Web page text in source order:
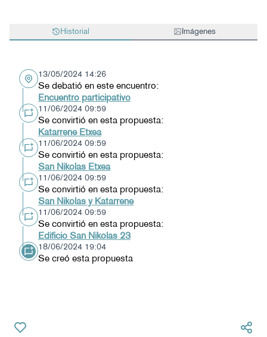
Historial Imágenes
13/05/2024 14:26
Se debatió en este encuentro:
Encuentro participativo
11/06/2024 09:59
Se convirtió en esta propuesta:
Katarrene Etxea
11/06/2024 09:59
Se convirtió en esta propuesta:
San Nikolas Etxea
11/06/2024 09:59
Se convirtió en esta propuesta:
San Nikolas y Katarrene
11/06/2024 09:59
Se convirtió en esta propuesta:
Edificio San Nikolas 23
18/06/2024 19:04
Se creó esta propuesta